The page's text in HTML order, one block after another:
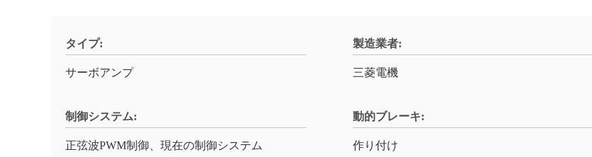
タイプ:
サーボアンプ
製造業者:
三菱電機
制御システム:
正弦波PWM制御、現在の制御システム
動的ブレーキ:
作り付け